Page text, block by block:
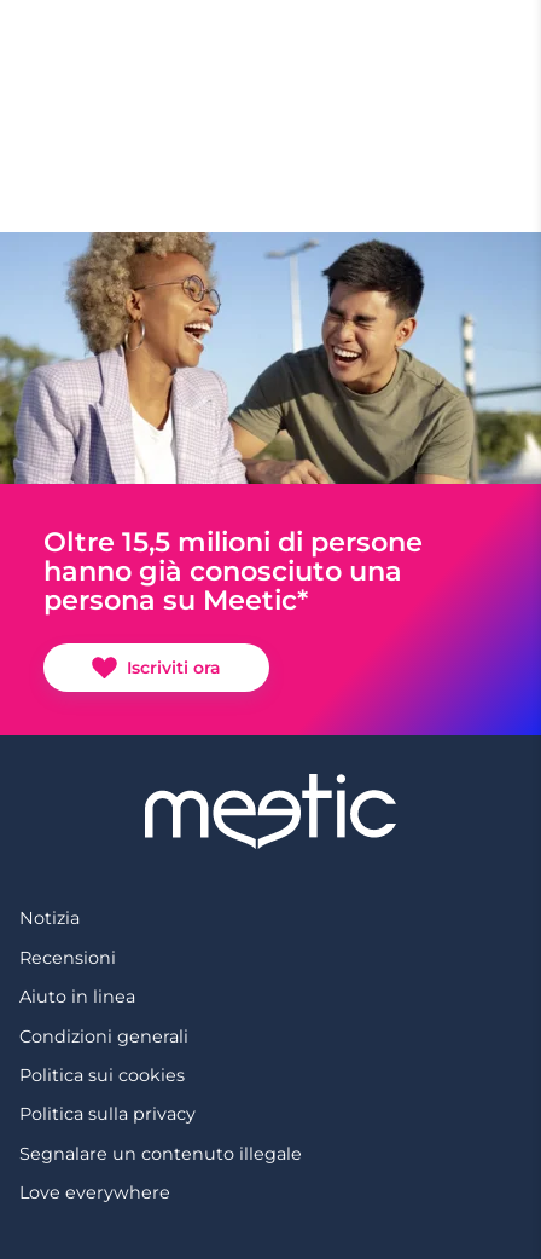
Oltre 15,5 milioni di persone
hanno già conosciuto una
persona su Meetic*
Iscriviti ora
Notizia
Recensioni
Aiuto in linea
Condizioni generali
Politica sui cookies
Politica sulla privacy
Segnalare un contenuto illegale
Love everywhere